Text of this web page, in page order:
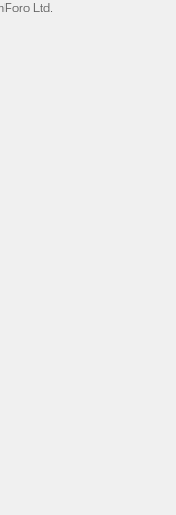
Ltd.